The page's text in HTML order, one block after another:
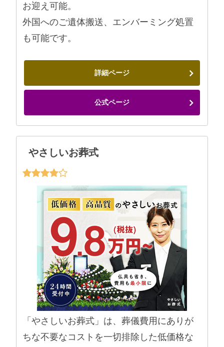
お迎え可能。
外国へのご遺体搬送、エンバーミング処置
も可能です。
詳細ページ
公式ページ
やさしいお葬式
「やさしいお葬式」は、葬儀費用にありが
ちな不要なコストを一切排除した低価格な